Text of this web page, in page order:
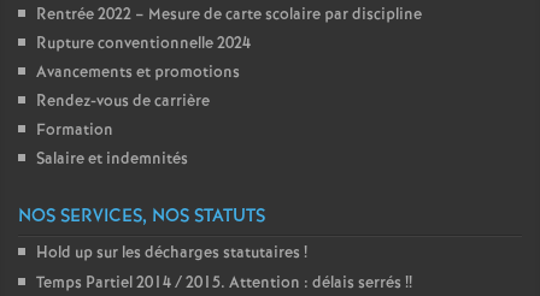
Rentrée 2022 – Mesure de carte scolaire par discipline
Rupture conventionnelle 2024
Avancements et promotions
Rendez-vous de carrière
Formation
Salaire et indemnités
NOS SERVICES, NOS STATUTS
Hold up sur les décharges statutaires !
Temps Partiel 2014 / 2015. Attention : délais serrés !!